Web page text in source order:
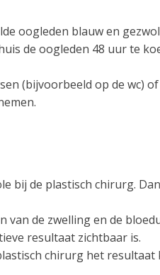
oogleden blauw en
de oogleden 48 uur te
(bijvoorbeeld op de wc)
bij de plastisch chirurg.
van de zwelling en de
resultaat zichtbaar is.
chirurg het resultaat